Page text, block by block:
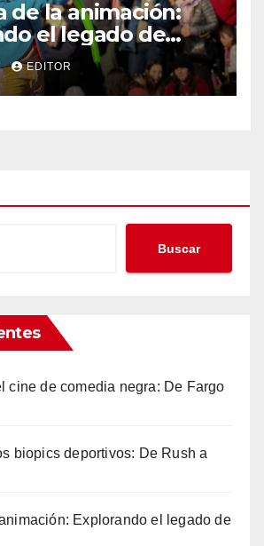
de la animación:
el legado de
EDITOR
Buscar
cine de comedia negra: De Fargo
biopics deportivos: De Rush a
Explorando el legado de